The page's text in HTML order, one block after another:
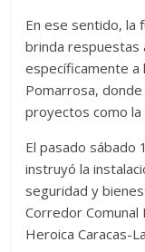
En ese sentido, la
brinda respuestas
específicamente a
Pomarrosa,
proyectos como la
El pasado sábado
instruyó la
seguridad y
Corredor Comunal
Heroica Caracas-